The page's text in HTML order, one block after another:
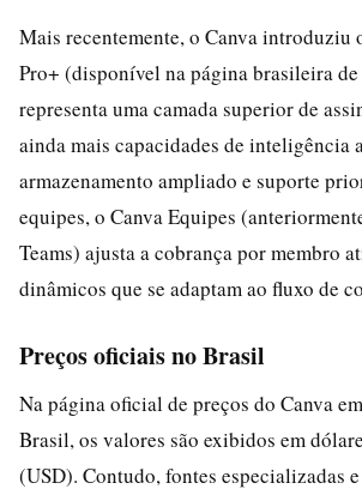
Mais recentemente, o Canva introduziu
Pro+ (disponível na página brasileira
representa uma camada superior de
ainda mais capacidades de inteligência
armazenamento ampliado e suporte
equipes, o Canva Equipes
Teams) ajusta a cobrança por membro
dinâmicos que se adaptam ao fluxo de
Preços oficiais no Brasil
Na página oficial de preços do Canva
Brasil, os valores são exibidos em
(USD). Contudo, fontes especializadas